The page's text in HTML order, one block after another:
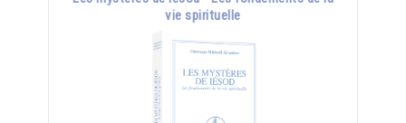
vie spirituelle